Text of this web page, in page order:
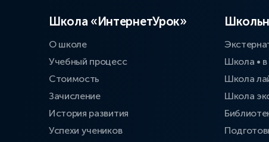
Школа «ИнтернетУрок»
О школе
Учебный процесс
Стоимость
Зачисление
История развития
Успехи учеников
Школа •
Школа
Школа